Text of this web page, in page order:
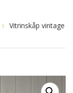
Vitrinskåp vintage